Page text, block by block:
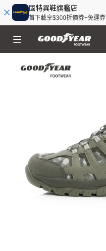
固特異鞋旗艦店
首下載享$300折價券+免運券